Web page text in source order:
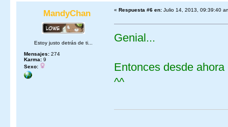
MandyChan
Estoy justo detrás de ti...
Mensajes: 274
Karma: 9
Sexo:
« Respuesta #6 en: Julio 14, 2013, 09:39:40
Genial...
Entonces desde
^^